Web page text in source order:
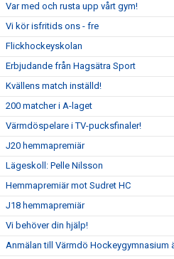
Var med och rusta upp vårt gym!
Vi kör isfritids ons - fre
Flickhockeyskolan
Erbjudande från Hagsätra Sport
Kvällens match inställd!
200 matcher i A-laget
Värmdöspelare i TV-pucksfinaler!
J20 hemmapremiär
Lägeskoll: Pelle Nilsson
Hemmapremiär mot Sudret HC
J18 hemmapremiär
Vi behöver din hjälp!
Anmälan till Värmdö Hockeygymnasium